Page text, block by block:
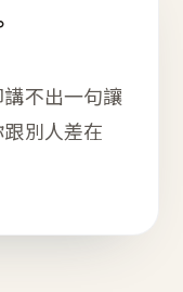
不出一句讓
別人差在